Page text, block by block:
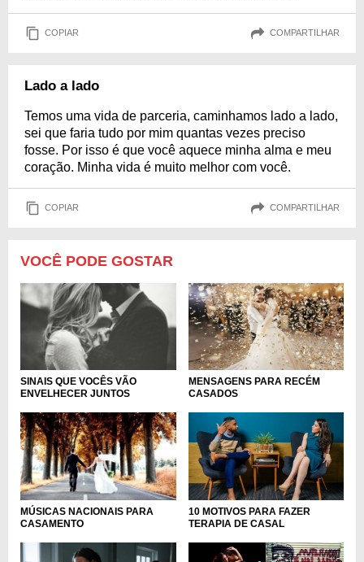
COPIAR COMPARTILHAR
Lado a lado
Temos uma vida de parceria, caminhamos lado a lado,
sei que faria tudo por mim quantas vezes preciso
fosse. Por isso é que você aquece minha alma e meu
coração. Minha vida é muito melhor com você.
COPIAR COMPARTILHAR
VOCÊ PODE GOSTAR
SINAIS QUE VOCÊS VÃO
ENVELHECER JUNTOS
MENSAGENS PARA RECÉM
CASADOS
MÚSICAS NACIONAIS PARA
CASAMENTO
10 MOTIVOS PARA FAZER
TERAPIA DE CASAL